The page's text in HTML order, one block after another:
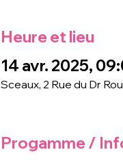
Heure et lieu
14 avr. 2025,
Sceaux, 2 Rue du Dr
Progamme /